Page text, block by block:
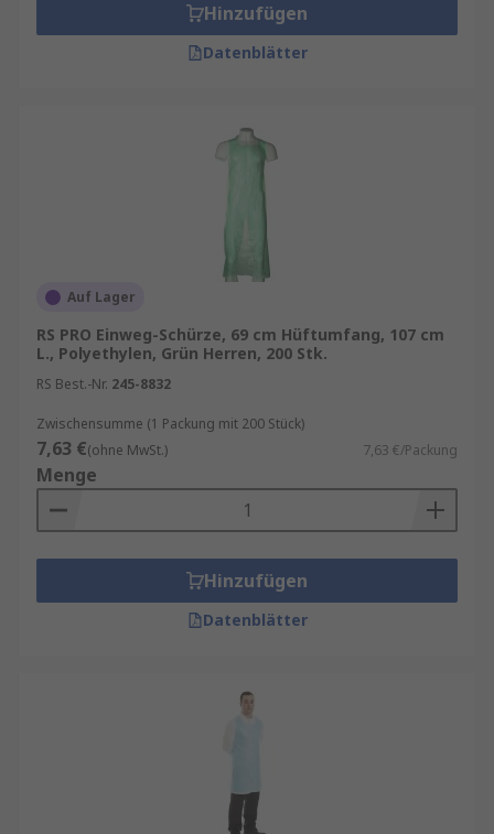
Hinzufügen
Datenblätter
Auf Lager
RS PRO Einweg-Schürze, 69 cm Hüftumfang, 107 cm
L., Polyethylen, Grün Herren, 200 Stk.
RS Best.-Nr. 245-8832
Zwischensumme (1 Packung mit 200 Stück)
7,63 €(ohne MwSt.) 7,63 €/Packung
Menge
Hinzufügen
Datenblätter